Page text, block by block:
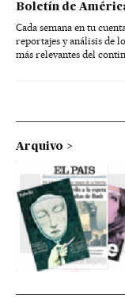
Boletín de
Cada semana en tu
reportajes y análisis de
más relevantes del
Arquivo